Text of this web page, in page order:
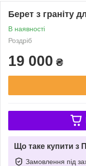
Берет з граніту
В наявності
Роздріб
19 000 ₴
Що таке купити з
Замовлення під